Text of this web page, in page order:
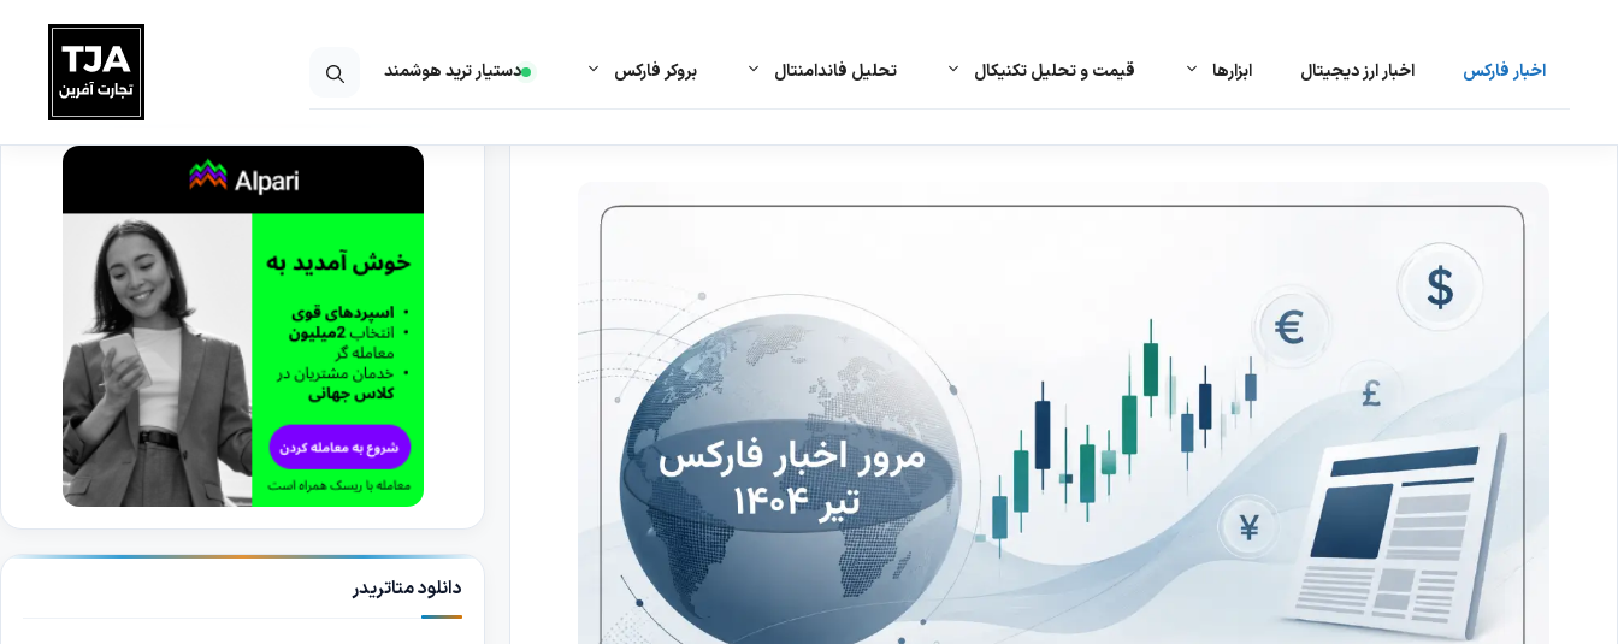
اخبار فارکس اخبار ارز دیجیتال ابزارها قیمت و تحلیل تکنیکال تحلیل فاندامنتال بروکر فارکس دستیار ترید هوشمند
دانلود متاتریدر